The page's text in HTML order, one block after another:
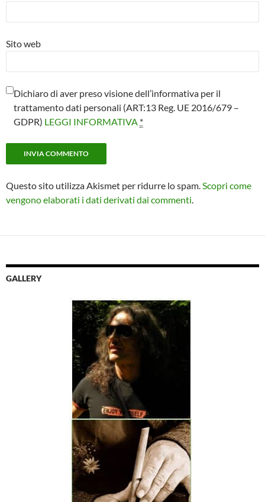
Sito web
Dichiaro di aver preso visione dell’informativa per il
trattamento dati personali (ART:13 Reg. UE 2016/679 –
GDPR) LEGGI INFORMATIVA *
Questo sito utilizza Akismet per ridurre lo spam. Scopri come
vengono elaborati i dati derivati dai commenti
GALLERY